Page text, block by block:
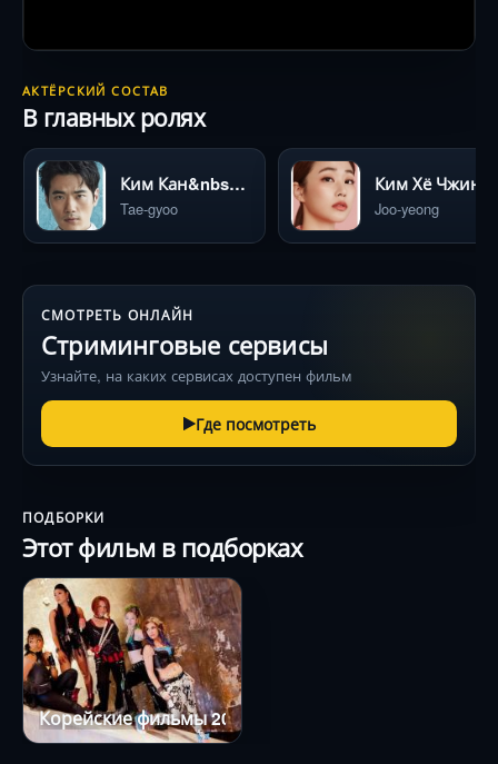
АКТЁРСКИЙ СОСТАВ
В главных ролях
Ким Кан&nbsp;У
Tae-gyoo
Ким Хё Чжин
Joo-yeong
СМОТРЕТЬ ОНЛАЙН
Стриминговые сервисы
Узнайте, на каких сервисах доступен фильм
Где посмотреть
ПОДБОРКИ
Этот фильм в подборках
Корейские фильмы 2013 года